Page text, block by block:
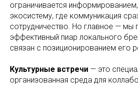
ограничивается
экосистему, где коммуникация
сотрудничество. Но главное — мы
эффективный пиар локального
связан с позиционированием его
Культурные встречи — это
организованная среда для